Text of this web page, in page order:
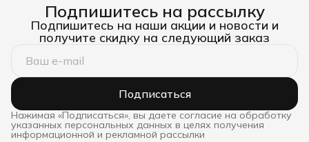
Подпишитесь на рассылку
Подпишитесь на наши акции и новости и
получите скидку на следующий заказ
Подписаться
Нажимая «Подписаться», вы даете согласие на обработку
указанных персональных данных в целях получения
информационной и рекламной рассылки